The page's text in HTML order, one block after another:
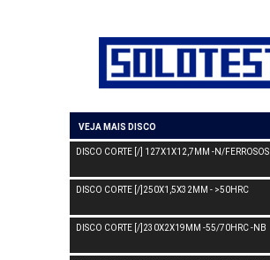
VEJA MAIS DISCO
DISCO CORTE [/] 127X1X12,7MM -N/FERROSOS
DISCO CORTE [/]250X1,5X32MM - >50HRC
DISCO CORTE [/]230X2X19MM -55/70HRC -NB